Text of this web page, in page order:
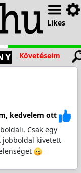
Likes
Követéseim
kedvelem ott
Csak egy
jobboldal kivetett